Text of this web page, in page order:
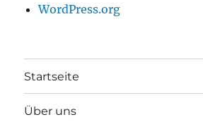
WordPress.org
Startseite
Über uns